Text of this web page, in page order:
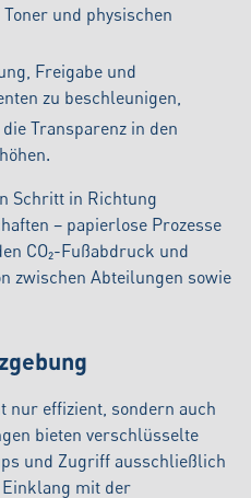
und physischen
Freigabe und
zu beschleunigen,
Transparenz in den
Schritt in Richtung
– papierlose Prozesse
CO₂-Fußabdruck und
zwischen Abteilungen sowie
effizient, sondern auch
bieten verschlüsselte
und Zugriff ausschließlich
mit der